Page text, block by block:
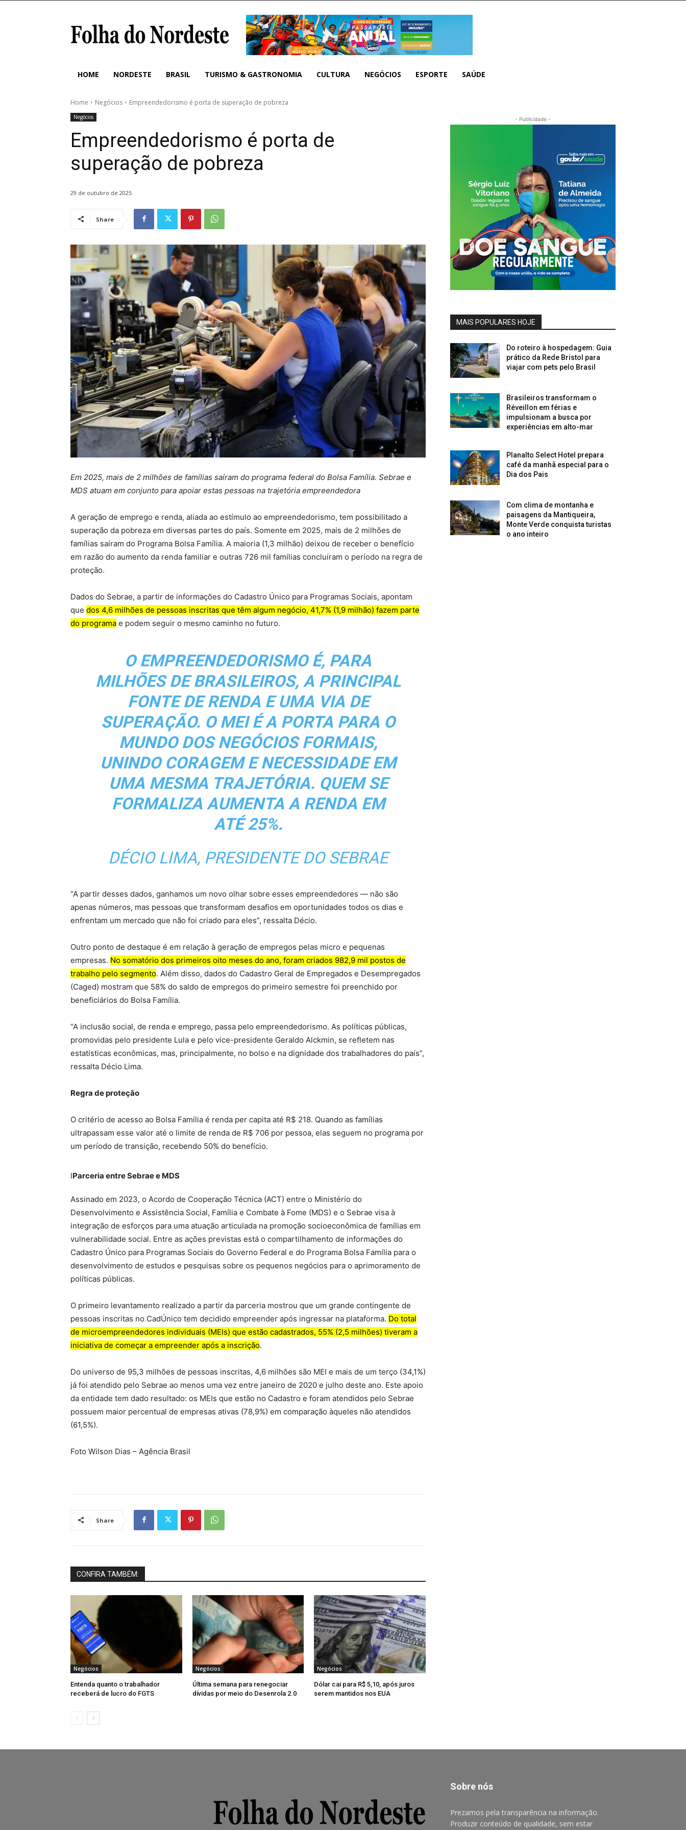
HOME NORDESTE BRASIL TURISMO & GASTRONOMIA CULTURA NEGÓCIOS ESPORTE SAÚDE
Home Negócios Empreendedorismo é porta de superação de pobreza
Negócios
Empreendedorismo é porta de
superação de pobreza
29 de outubro de 2025
Share
Em 2025, mais de 2 milhões de famílias saíram do programa federal do Bolsa Família. Sebrae e
MDS atuam em conjunto para apoiar estas pessoas na trajetória empreendedora
A geração de emprego e renda, aliada ao estímulo ao empreendedorismo, tem possibilitado a
superação da pobreza em diversas partes do país. Somente em 2025, mais de 2 milhões de
famílias saíram do Programa Bolsa Família. A maioria (1,3 milhão) deixou de receber o benefício
em razão do aumento da renda familiar e outras 726 mil famílias concluíram o período na regra de
proteção.
Dados do Sebrae, a partir de informações do Cadastro Único para Programas Sociais, apontam
que dos 4,6 milhões de pessoas inscritas que têm algum negócio, 41,7% (1,9 milhão) fazem parte
do programa e podem seguir o mesmo caminho no futuro.
O EMPREENDEDORISMO É, PARA
MILHÕES DE BRASILEIROS, A PRINCIPAL
FONTE DE RENDA E UMA VIA DE
SUPERAÇÃO. O MEI É A PORTA PARA O
MUNDO DOS NEGÓCIOS FORMAIS,
UNINDO CORAGEM E NECESSIDADE EM
UMA MESMA TRAJETÓRIA. QUEM SE
FORMALIZA AUMENTA A RENDA EM
ATÉ25%.
DÉCIO LIMA, PRESIDENTE DO SEBRAE
“A partir desses dados, ganhamos um novo olhar sobre esses empreendedores — não são
apenas números, mas pessoas que transformam desafios em oportunidades todos os dias e
enfrentam um mercado que não foi criado para eles”, ressalta Décio.
Outro ponto de destaque é em relação à geração de empregos pelas micro e pequenas
empresas. No somatório dos primeiros oito meses do ano, foram criados 982,9 mil postos de
trabalho pelo segmento. Além disso, dados do Cadastro Geral de Empregados e Desempregados
(Caged) mostram que 58% do saldo de empregos do primeiro semestre foi preenchido por
beneficiários do Bolsa Família.
“A inclusão social, de renda e emprego, passa pelo empreendedorismo. As políticas públicas,
promovidas pelo presidente Lula e pelo vice-presidente Geraldo Alckmin, se refletem nas
estatísticas econômicas, mas, principalmente, no bolso e na dignidade dos trabalhadores do país”,
ressalta Décio Lima.
Regra de proteção
O critério de acesso ao Bolsa Família é renda per capita até R$ 218. Quando as famílias
ultrapassam esse valor até o limite de renda de R$ 706 por pessoa, elas seguem no programa por
um período de transição, recebendo 50% do benefício.
lParceria entre Sebrae e MDS
Assinado em 2023, o Acordo de Cooperação Técnica (ACT) entre o Ministério do
Desenvolvimento e Assistência Social, Família e Combate à Fome (MDS) e o Sebrae visa à
integração de esforços para uma atuação articulada na promoção socioeconômica de famílias em
vulnerabilidade social. Entre as ações previstas está o compartilhamento de informações do
Cadastro Único para Programas Sociais do Governo Federal e do Programa Bolsa Família para o
desenvolvimento de estudos e pesquisas sobre os pequenos negócios para o aprimoramento de
políticas públicas.
O primeiro levantamento realizado a partir da parceria mostrou que um grande contingente de
pessoas inscritas no CadÚnico tem decidido empreender após ingressar na plataforma. Do total
de microempreendedores individuais (MEIs) que estão cadastrados, 55% (2,5 milhões) tiveram a
iniciativa de começar a empreender após a inscrição.
Do universo de 95,3 milhões de pessoas inscritas, 4,6 milhões são MEI e mais de um terço (34,1%)
já foi atendido pelo Sebrae ao menos uma vez entre janeiro de 2020 e julho deste ano. Este apoio
da entidade tem dado resultado: os MEIs que estão no Cadastro e foram atendidos pelo Sebrae
possuem maior percentual de empresas ativas (78,9%) em comparação àqueles não atendidos
(61,5%).
Foto Wilson Dias – Agência Brasil
Share
CONFIRA TAMBÉM:
Negócios
Entenda quanto o trabalhador
receberá de lucro do FGTS
Negócios
Última semana para renegociar
dívidas por meio do Desenrola 2.0
Negócios
Dólar cai para R$ 5,10, após juros
serem mantidos nos EUA
- Publicidade -
MAIS POPULARES HOJE
Do roteiro à hospedagem: Guia
prático da Rede Bristol para
viajar com pets pelo Brasil
Brasileiros transformam o
Réveillon em férias e
impulsionam a busca por
experiências em alto-mar
Planalto Select Hotel prepara
café da manhã especial para o
Dia dos Pais
Com clima de montanha e
paisagens da Mantiqueira,
Monte Verde conquista turistas
o ano inteiro
Sobre nós
Prezamos pela transparência na informação.
Produzir conteúdo de qualidade, sem estar